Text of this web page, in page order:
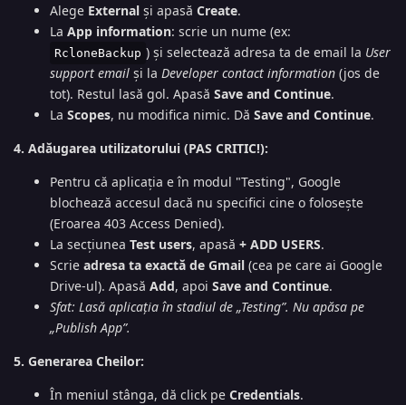
Alege External și apasă Create.
La App information: scrie un nume (ex:
RcloneBackup ) și selectează adresa ta de email la User
support email și la Developer contact information (jos de
tot). Restul lasă gol. Apasă Save and Continue.
La Scopes, nu modifica nimic. Dă Save and Continue.
4. Adăugarea utilizatorului (PAS CRITIC!):
Pentru că aplicația e în modul "Testing", Google
blochează accesul dacă nu specifici cine o folosește
(Eroarea 403 Access Denied).
La secțiunea Test users, apasă + ADD USERS.
Scrie adresa ta exactă de Gmail (cea pe care ai Google
Drive-ul). Apasă Add, apoi Save and Continue.
Sfat: Lasă aplicația în stadiul de „Testing”. Nu apăsa pe
„Publish App”.
5. Generarea Cheilor:
În meniul stânga, dă click pe Credentials.